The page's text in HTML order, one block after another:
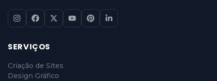
SERVIÇOS
Criação de Sites
Design Gráfico